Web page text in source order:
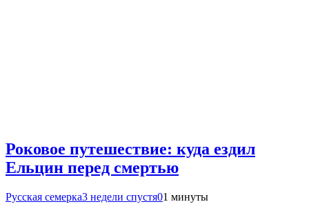
Роковое путешествие: куда ездил
Ельцин перед смертью
Русская семерка3 недели спустя01 минуты